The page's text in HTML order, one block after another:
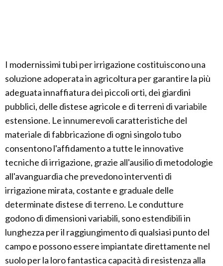
I modernissimi tubi per irrigazione costituiscono una
soluzione adoperata in agricoltura per garantire la più
adeguata innaffiatura dei piccoli orti, dei giardini
pubblici, delle distese agricole e di terreni di variabile
estensione. Le innumerevoli caratteristiche del
materiale di fabbricazione di ogni singolo tubo
consentono l'affidamento a tutte le innovative
tecniche di irrigazione, grazie all'ausilio di metodologie
all'avanguardia che prevedono interventi di
irrigazione mirata, costante e graduale delle
determinate distese di terreno. Le condutture
godono di dimensioni variabili, sono estendibili in
lunghezza per il raggiungimento di qualsiasi punto del
campo e possono essere impiantate direttamente nel
suolo per la loro fantastica capacità di resistenza alla